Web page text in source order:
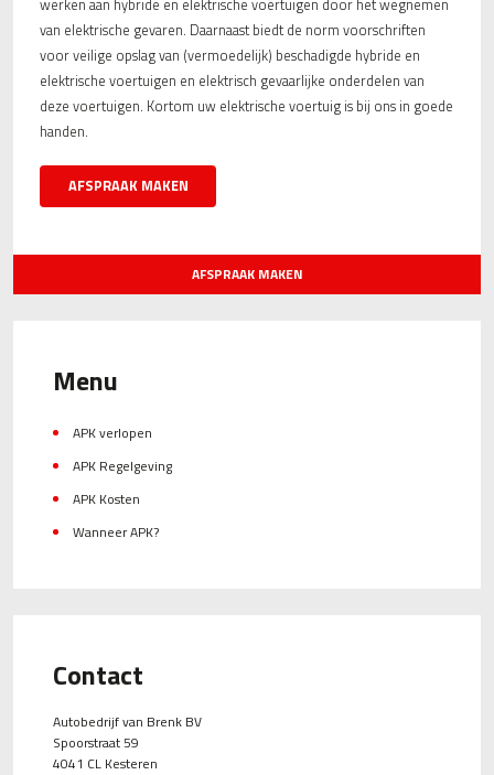
AFSPRAAK MAKEN
Menu
APK verlopen
APK Regelgeving
APK Kosten
Wanneer APK?
Contact
Autobedrijf van Brenk BV
Spoorstraat 59
4041 CL Kesteren
werken aan hybride en elektrische voertuigen door het wegnemen
van elektrische gevaren. Daarnaast biedt de norm voorschriften
voor veilige opslag van (vermoedelijk) beschadigde hybride en
elektrische voertuigen en elektrisch gevaarlijke onderdelen van
deze voertuigen. Kortom uw elektrische voertuig is bij ons in goede
handen.
AFSPRAAK MAKEN